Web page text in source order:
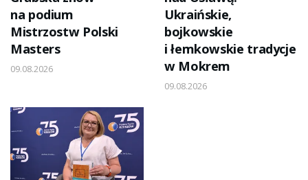
na podium
Mistrzostw Polski
Masters
09.08.2026
Ukraińskie,
bojkowskie
i łemkowskie tradycje
w Mokrem
09.08.2026